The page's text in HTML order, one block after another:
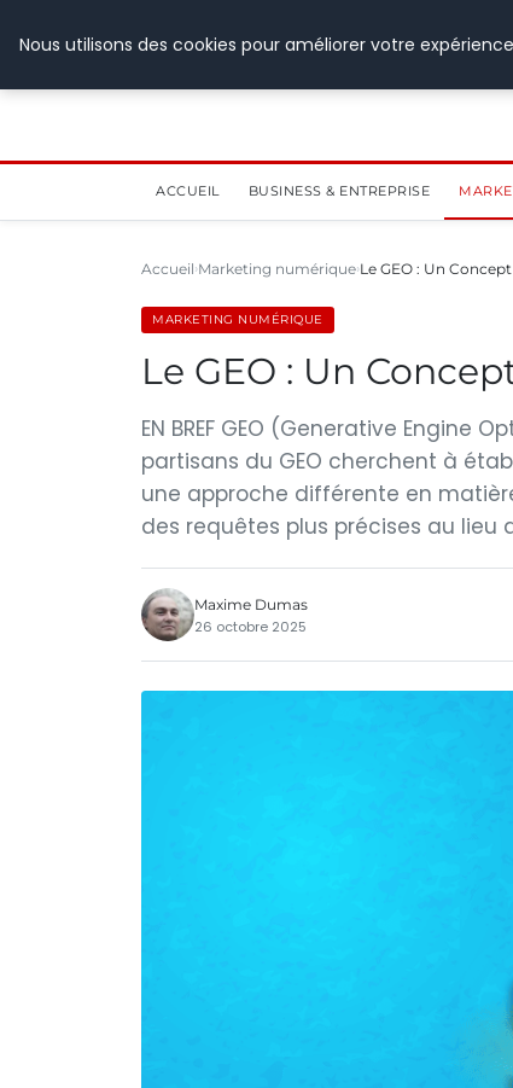
ACCUEIL BUSINESS & ENTREPRISE
Accueil Marketing numérique Le GEO : Un
MARKETING NUMÉRIQUE
Le GEO : Un
EN BREF GEO (Generative Engine
partisans du GEO cherchent à
une approche différente en
des requêtes plus précises au lieu
Maxime Dumas
26 octobre 2025
Nous utilisons des cookies pour améliorer votre